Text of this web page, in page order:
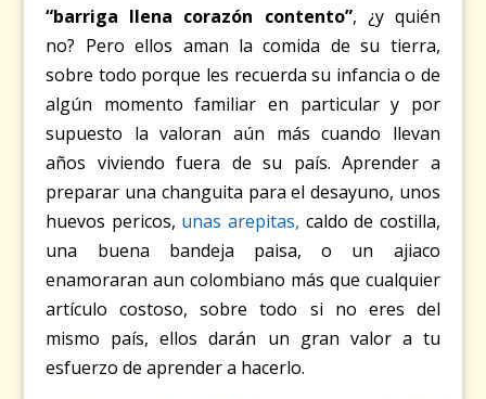
“barriga llena corazón contento”, ¿y quién
no? Pero ellos aman la comida de su tierra,
sobre todo porque les recuerda su infancia o de
algún momento familiar en particular y por
supuesto la valoran aún más cuando llevan
años viviendo fuera de su país. Aprender a
preparar una changuita para el desayuno, unos
huevos pericos, unas arepitas, caldo de costilla,
una buena bandeja paisa, o un ajiaco
enamoraran aun colombiano más que cualquier
artículo costoso, sobre todo si no eres del
mismo país, ellos darán un gran valor a tu
esfuerzo de aprender a hacerlo.